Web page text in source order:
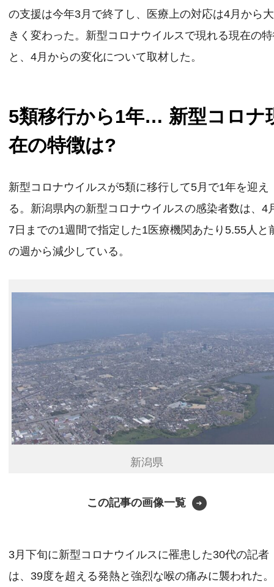
の支援は今年3月で終了し、医療上の対応は4月から大
きく変わった。新型コロナウイルスで現れる現在の
と、4月からの変化について取材した。
5類移行から1年… 新型コロナ
在の特徴は?
新型コロナウイルスが5類に移行して5月で1年を迎え
る。新潟県内の新型コロナウイルスの感染者数は、4
7日までの1週間で指定した1医療機関あたり5.55人と
の週から減少している。
新潟県
この記事の画像一覧
3月下旬に新型コロナウイルスに罹患した30代の記者
は、39度を超える発熱と強烈な喉の痛みに襲われた。